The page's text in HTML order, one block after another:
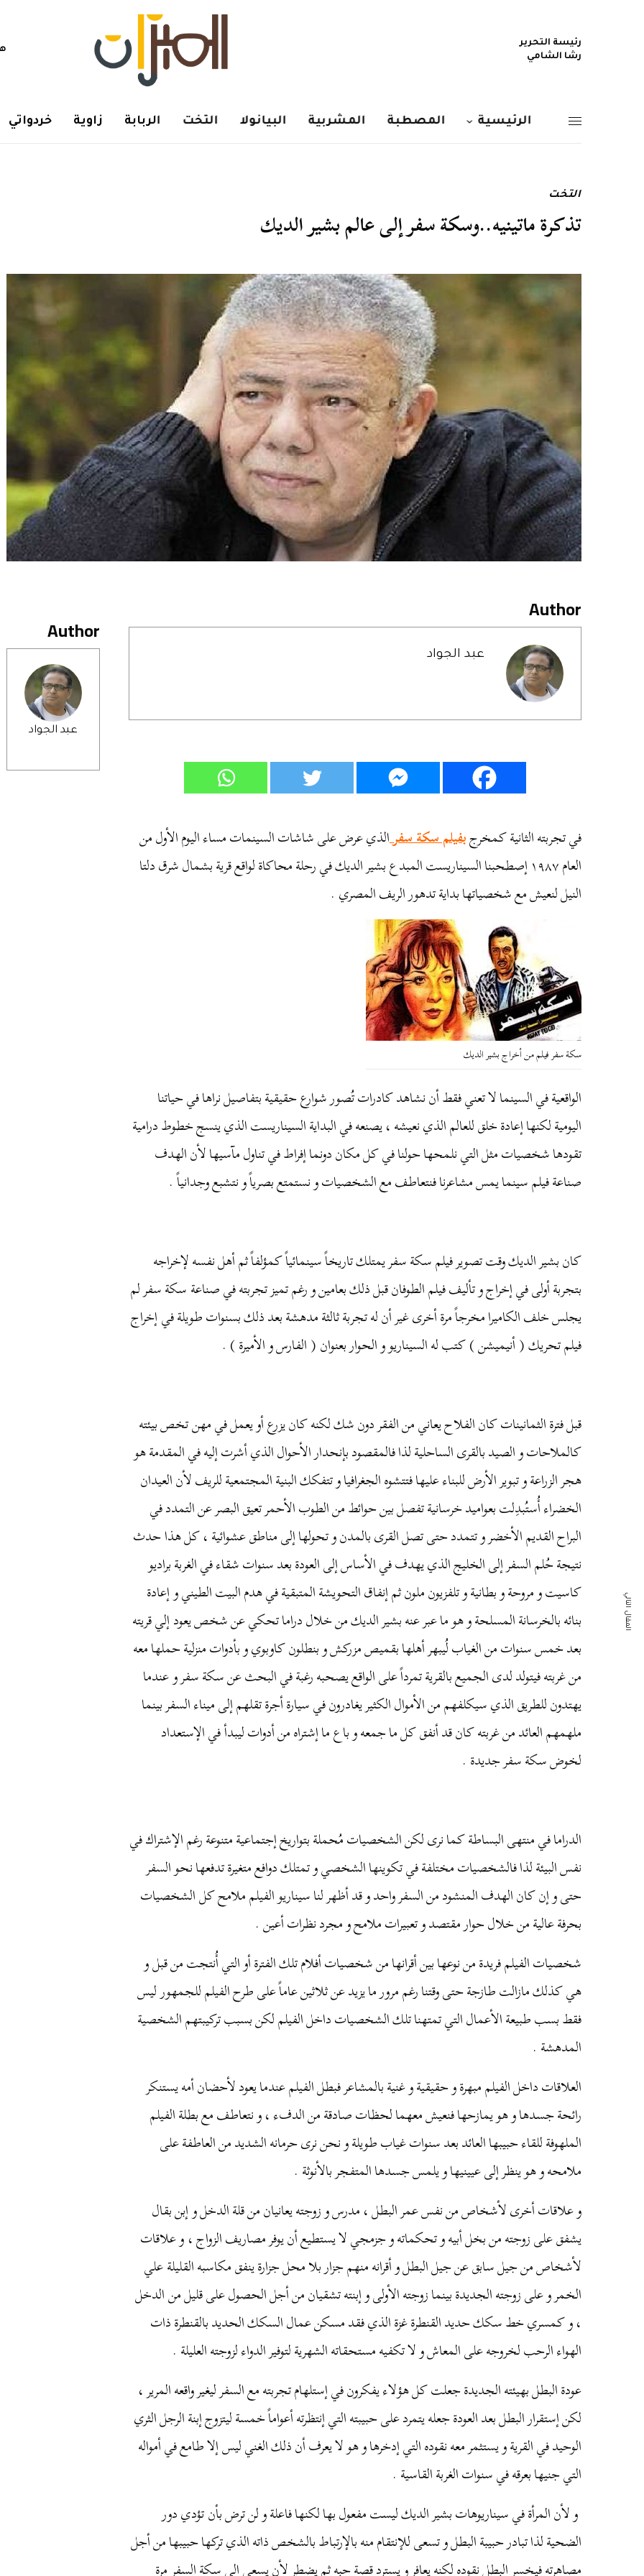
رئيسة التحرير
رشا الشامي
الرئيسية المصطبة المشربية البيانولا التخت الربابة زاوية خردواتي
التخت
تذكرة ماتينيه..وسكة سفر إلى عالم بشير الديك
Author
عبد الجواد
Author
عبد الجواد
فيتجربتهالثانيةكمخرجبفيلم سكة سفرالذيعرضعلىشاشاتالسينماتمساءاليومالأولمن
العام١٩٨٧ إصطحبناالسيناريستالمبدعبشيرالديكفيرحلةمحاكاةلواقعقريةبشمالشرقدلتا
النيللنعيشمعشخصياتهابدايةتدهورالريفالمصري .
سكة سفر فيلم من أخراج بشير الديك
الواقعيةفيالسينمالاتعنيفقطأننشاهدكادراتتُصورشوارعحقيقيةبتفاصيلنراهافيحياتنا
اليوميةلكنهاإعادةخلقللعالمالذينعيشه،يصنعهفيالبدايةالسيناريستالذيينسجخطوطدرامية
تقودهاشخصياتمثلالتينلمحهاحولنافيكلمكاندونماإفراطفيتناولمآسيهالأنالهدف
صناعةفيلمسينمايمسمشاعرنافنتعاطفمعالشخصياتونستمتعبصرياًونتشبعوجدانياً.
كانبشيرالديكوقتتصويرفيلمسكةسفريمتلكتاريخاًسينمائياًكمؤلفاًثمأهلنفسهلإخراجه
بتجربةأولىفيإخراجوتأليففيلمالطوفانقبلذلكبعامينورغمتميزتجربتهفيصناعةسكةسفرلم
يجلسخلفالكاميرامخرجاًمرةأخرىغيرأنلهتجربةثالثةمدهشةبعدذلكبسنواتطويلةفيإخراج
فيلمتحريك(أنيميشن)كتبلهالسيناريووالحواربعنوان(الفارسوالأميرة) .
قبلفترةالثمانيناتكانالفلاحيعانيمنالفقردونشكلكنهكانيزرعأويعملفيمهنتخصبيئته
كالملاحاتوالصيدبالقرىالساحليةلذافالمقصودبإنحدارالأحوالالذيأشرتإليهفيالمقدمةهو
هجرالزراعةوتبويرالأرضللبناءعليهافتتشوهالجغرافياوتتفككالبنيةالمجتمعيةللريفلأنالعيدان
الخضراءأُستُبدِلتبعواميدخرسانيةتفصلبينحوائطمنالطوبالأحمرتعيقالبصرعنالتمددفي
البراحالقديمالأخضروتتمددحتىتصلالقرىبالمدنوتحولهاإلىمناطقعشوائية،كلهذاحدث
نتيجةحُلمالسفرإلىالخليجالذييهدففيالأساسإلىالعودةبعدسنواتشقاءفيالغربةبراديو
كاسيتومروحةوبطانيةوتلفزيونملونثمإنفاقالتحويشةالمتبقيةفيهدمالبيتالطينيوإعادة
بنائهبالخرسانةالمسلحةوهوماعبرعنهبشيرالديكمنخلالدراماتحكيعنشخصيعودإليقريته
بعدخمسسنواتمنالغيابلُيبهرأهلهابقميصمزركشوبنطلونكاوبويوبأدواتمنزليةحملهامعه
منغربتهفيتولدلدىالجميعبالقريةتمرداًعلىالواقعيصحبهرغبةفيالبحثعنسكةسفروعندما
يهتدونللطريقالذيسيكلفهممنالأموالالكثيريغادرونفيسيارةأجرةتقلهمإلىميناءالسفربينما
ملهمهمالعائدمنغربتهكانقدأنفقكلماجمعهوباعماإشتراهمنأدواتليبدأفيالإستعداد
لخوضسكةسفرجديدة .
الدرامافيمنتهىالبساطةكمانرىلكنالشخصياتمُحملةبتواريخإجتماعيةمتنوعةرغمالإشتراكفي
نفسالبيئةلذافالشخصياتمختلفةفيتكوينهاالشخصيوتمتلكدوافعمتغيرةتدفعهانحوالسفر
حتىوإنكانالهدفالمنشودمنالسفرواحدوقدأظهرلناسيناريوالفيلمملامحكلالشخصيات
بحرفةعاليةمنخلالحوارمقتصدوتعبيراتملامحومجردنظراتأعين.
شخصياتالفيلمفريدةمننوعهابينأقرانهامنشخصياتأفلامتلكالفترةأوالتيأُنتجتمنقبلو
هيكذلكمازالتطازجةحتىوقتنارغممرورمايزيدعنثلاثينعاماًعلىطرحالفيلمللجمهورليس
فقطبسبطبيعةالأعمالالتيتمتهناتلكالشخصياتداخلالفيلملكنبسببتركيبتهمالشخصية
المدهشة .
العلاقاتداخلالفيلممبهرةوحقيقيةوغنيةبالمشاعرفبطلالفيلمعندمايعودلأحضانأمهيستنكر
رائحةجسدهاوهويمازحهافنعيشمعهمالحظاتصادقةمنالدفء،ونتعاطفمعبطلةالفيلم
الملهوفةللقاءحبيبهاالعائدبعدسنواتغيابطويلةونحننرىحرمانهالشديدمنالعاطفةعلى
ملامحهوهوينظرإلىعيينيهاويلمسجسدهاالمتفجربالأنوثة .
وعلاقاتأخرىلأشخاصمننفسعمرالبطل،مدرسوزوجتهيعانيانمنقلةالدخلوإبنبقال
يشفقعلىزوجتهمنبخلأبيهوتحكماتهوجزمجيلايستطيعأنيوفرمصاريفالزواج،وعلاقات
لأشخاصمنجيلسابقعنجيلالبطلوأقرانهمنهمجزاربلامحلجزارةينفقمكاسبهالقليلةعلي
الخمروعلىزوجتهالجديدةبينمازوجتهالأولىوإبنتهتشقيانمنأجلالحصولعلىقليلمنالدخل
،وكمسريخطسككحديدالقنطرةغزةالذيفقدمسكنعمالالسككالحديدبالقنطرةذات
الهواءالرحبلخروجهعلىالمعاشولاتكفيهمستحقاتهالشهريةلتوفيرالدواءلزوجتهالعليلة .
عودةالبطلبهيئتهالجديدةجعلتكلهؤلاءيفكرونفيإستلهامتجربتهمعالسفرليغيرواقعهالمرير،
لكنإستقرارالبطلبعدالعودةجعلهيتمردعلىحبيبتهالتيإنتظرتهأعواماًخمسةليتزوجإبنةالرجلالثري
الوحيدفيالقريةويستثمرمعهنقودهالتيإدخرهاوهولايعرفأنذلكالغنيليسإلاطامعفيأمواله
التيجنيهابعرقهفيسنواتالغربةالقاسية .
ولأنالمرأةفيسيناريوهاتبشيرالديكليستمفعولبهالكنهافاعلةولنترضبأنتؤديدور
الضحيةلذاتبادرحبيبةالبطلوتسعىللإنتقاممنهبالإرتباطبالشخصذاتهالذيتركهاحبيبهامنأجل
مصاهرتهفيخسر البطلنقودهلكنهيعافرويستردقصةحبهثميضطر لأنيسعىإلىسكةالسفر مرة
المقال التالي